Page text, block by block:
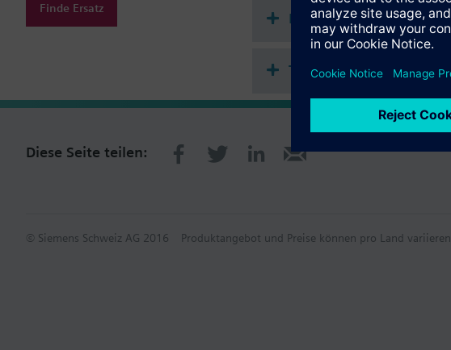
Finde Ersatz
Dokumente
Technische Daten
Diese Seite teilen:
© Siemens Schweiz AG 2016 Produktangebot und Preise können pro Land variieren.